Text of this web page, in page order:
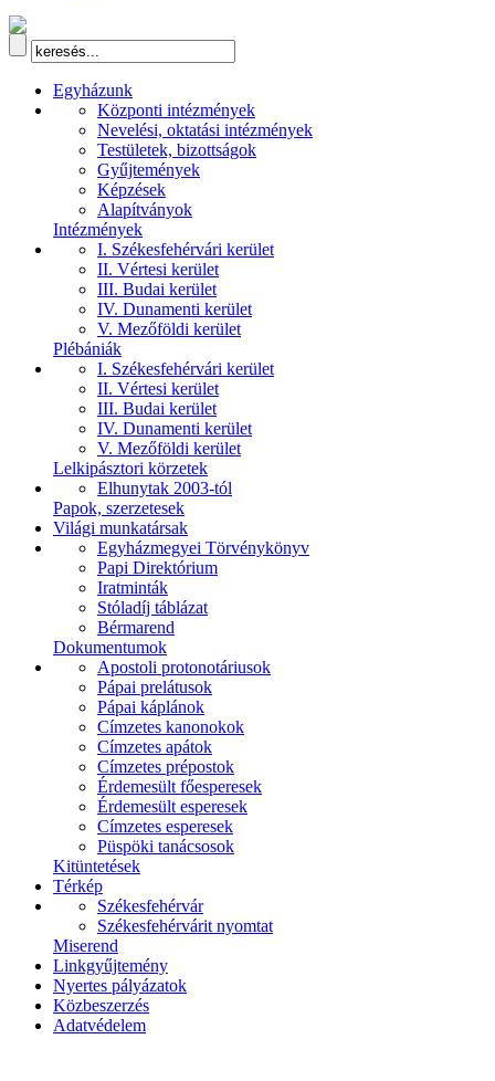
Egyházunk
Központi intézmények
Nevelési, oktatási intézmények
Testületek, bizottságok
Gyűjtemények
Képzések
Alapítványok
Intézmények
I. Székesfehérvári kerület
II. Vértesi kerület
III. Budai kerület
IV. Dunamenti kerület
V. Mezőföldi kerület
Plébániák
I. Székesfehérvári kerület
II. Vértesi kerület
III. Budai kerület
IV. Dunamenti kerület
V. Mezőföldi kerület
Lelkipásztori körzetek
Elhunytak 2003-tól
Papok, szerzetesek
Világi munkatársak
Egyházmegyei Törvénykönyv
Papi Direktórium
Iratminták
Stóladíj táblázat
Bérmarend
Dokumentumok
Apostoli protonotáriusok
Pápai prelátusok
Pápai káplánok
Címzetes kanonokok
Címzetes apátok
Címzetes prépostok
Érdemesült főesperesek
Érdemesült esperesek
Címzetes esperesek
Püspöki tanácsosok
Kitüntetések
Térkép
Székesfehérvár
Székesfehérvárit nyomtat
Miserend
Linkgyűjtemény
Nyertes pályázatok
Közbeszerzés
Adatvédelem